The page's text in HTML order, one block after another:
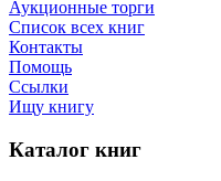
Аукционные торги
Список всех книг
Контакты
Помощь
Ссылки
Ищу книгу
Каталог книг